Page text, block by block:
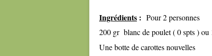
Ingrédients : Pour 2 personnes
200 gr blanc de poulet ( 0 spts ) ou
Une botte de carottes nouvelles